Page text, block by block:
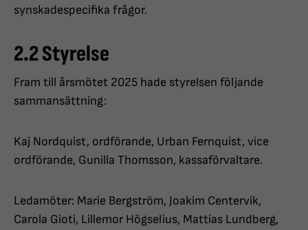
synskadespecifika frågor.
2.2 Styrelse
Fram till årsmötet 2025 hade styrelsen följande
sammansättning:
Kaj Nordquist, ordförande, Urban Fernquist, vice
ordförande, Gunilla Thomsson, kassaförvaltare.
Ledamöter: Marie Bergström, Joakim Centervik,
Carola Gioti, Lillemor Högselius, Mattias Lundberg,